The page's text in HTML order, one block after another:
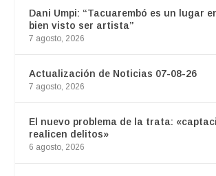
Dani Umpi: “Tacuarembó es un lugar
bien visto ser artista”
7 agosto, 2026
Actualización de Noticias 07-08-26
7 agosto, 2026
El nuevo problema de la trata:
realicen delitos»
6 agosto, 2026